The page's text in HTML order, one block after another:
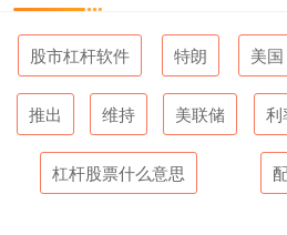
股市杠杆软件 特朗 美国
推出 维持 美联储 利
杠杆股票什么意思